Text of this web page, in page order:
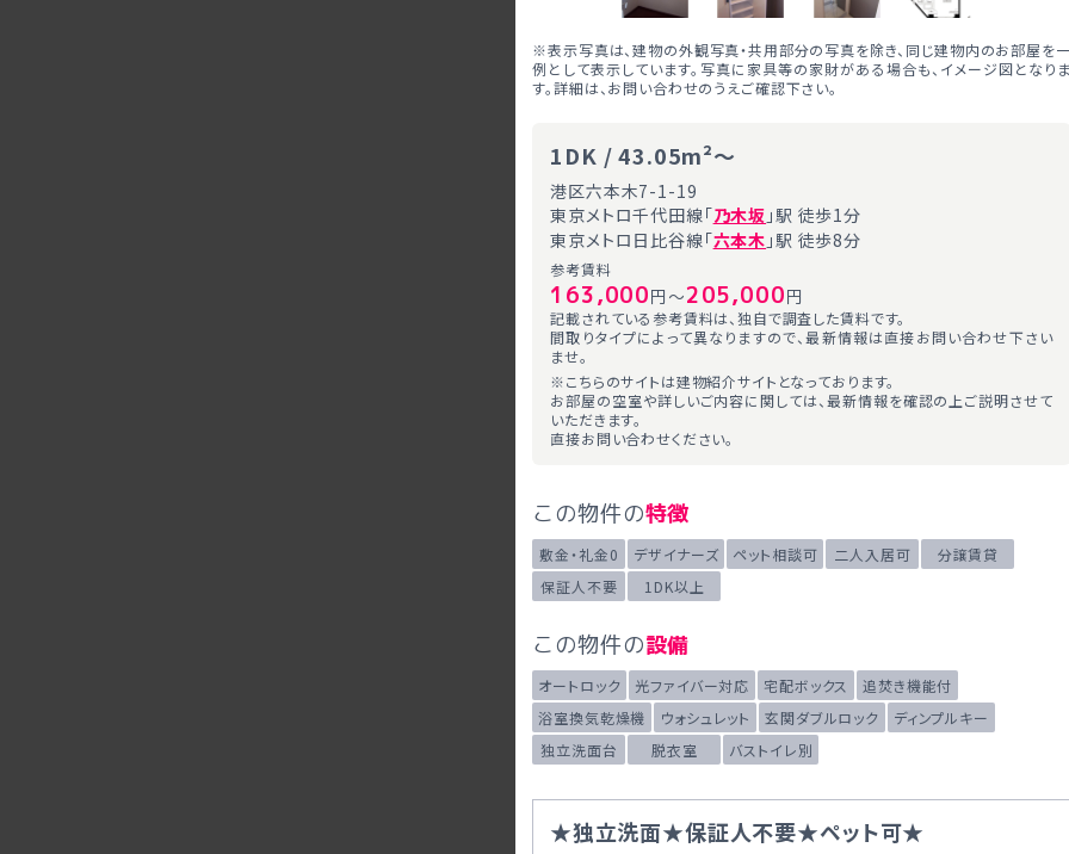
※表示写真は、建物の外観写真・共用部分の写真を除き、同じ建物内のお部屋を
例として表示しています。写真に家具等の家財がある場合も、イメージ図となり
す。詳細は、お問い合わせのうえご確認下さい。
1DK / 43.05m²～
港区六本木7-1-19
東京メトロ千代田線「乃木坂 」駅 徒歩1分
東京メトロ日比谷線「六本木 」駅 徒歩8分
参考賃料
163,000円～205,000円
記載されている参考賃料は、独自で調査した賃料です。
間取りタイプによって異なりますので、最新情報は直接お問い合わせ下さい
ませ。
※こちらのサイトは建物紹介サイトとなっております。
お部屋の空室や詳しいご内容に関しては、最新情報を確認の上ご説明させて
いただきます。
直接お問い合わせください。
この物件の特徴
敷金・礼金0 デザイナーズ ペット相談可 二人入居可
分譲賃貸
保証人不要
1DK以上
この物件の設備
オートロック 光ファイバー対応 宅配ボックス
追焚き機能付
浴室換気乾燥機
ウォシュレット 玄関ダブルロック
ディンプルキー
独立洗面台
脱衣室 バストイレ別
★独立洗面★保証人不要★ペット可★